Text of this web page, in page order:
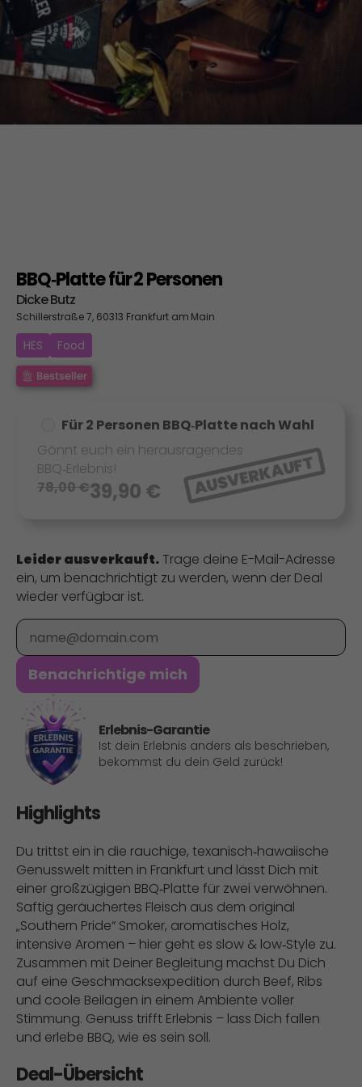
BBQ‑Platte für 2 Personen
Dicke Butz
Schillerstraße 7, 60313 Frankfurt am Main
HES Food
Für 2 Personen BBQ‑Platte nach Wahl
Gönnt euch ein herausragendes
BBQ‑Erlebnis!
78,00€39,90 € AUSVERKAUFT
Leider ausverkauft. Trage deine E-Mail-Adresse
ein, um benachrichtigt zu werden, wenn der Deal
wieder verfügbar ist.
E-Mail
Benachrichtige mich
Erlebnis-Garantie
Ist dein Erlebnis anders als beschrieben,
bekommst du dein Geld zurück!
Highlights
Du trittst ein in die rauchige, texanisch‑hawaiische
Genusswelt mitten in Frankfurt und lässt Dich mit
einer großzügigen BBQ‑Platte für zwei verwöhnen.
Saftig geräuchertes Fleisch aus dem original
„Southern Pride“ Smoker, aromatisches Holz,
intensive Aromen – hier geht es slow & low‑Style zu.
Zusammen mit Deiner Begleitung machst Du Dich
auf eine Geschmacksexpedition durch Beef, Ribs
und coole Beilagen in einem Ambiente voller
Stimmung. Genuss trifft Erlebnis – lass Dich fallen
und erlebe BBQ, wie es sein soll.
Deal-Übersicht